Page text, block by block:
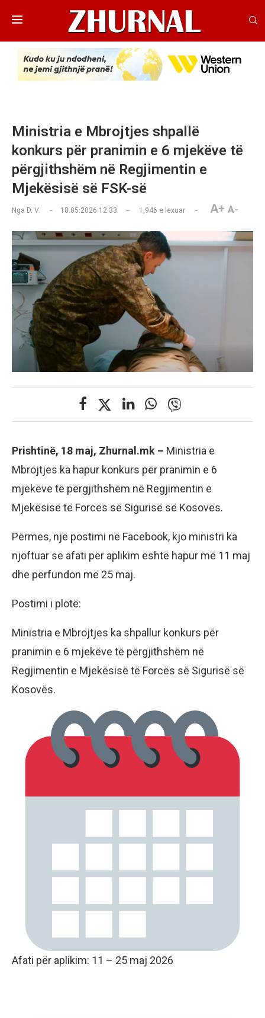
Ministria e Mbrojtjes shpallë
konkurs për pranimin e 6 mjekëve të
përgjithshëm në Regjimentin e
Mjekësisë së FSK-së
Nga D. V. 18.05.2026 12:33 1,946 e lexuar A+ A-
Prishtinë, 18 maj, Zhurnal.mk – Ministria e
Mbrojtjes ka hapur konkurs për pranimin e 6
mjekëve të përgjithshëm në Regjimentin e
Mjekësisë të Forcës së Sigurisë së Kosovës.
Përmes, një postimi në Facebook, kjo ministri ka
njoftuar se afati për aplikim është hapur më 11 maj
dhe përfundon më 25 maj.
Postimi i plotë:
Ministria e Mbrojtjes ka shpallur konkurs për
pranimin e 6 mjekëve të përgjithshëm në
Regjimentin e Mjekësisë të Forcës së Sigurisë së
Kosovës.
Afati për aplikim: 11 – 25 maj 2026